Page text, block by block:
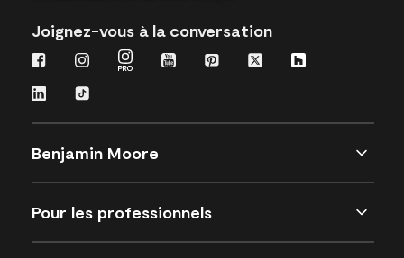
Joignez-vous à la conversation
Benjamin Moore
Pour les professionnels